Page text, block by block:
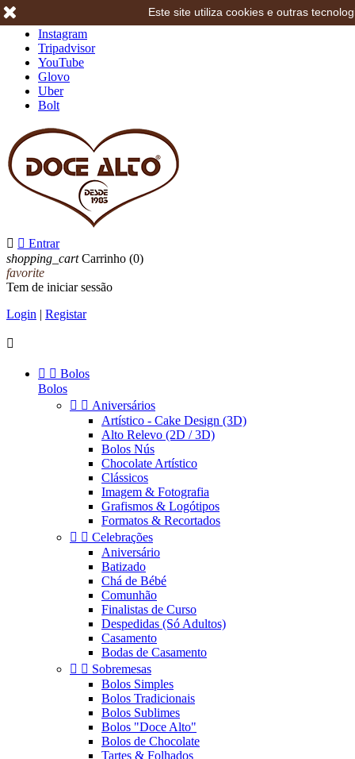
Instagram
Tripadvisor
YouTube
Glovo
Uber
Bolt
  Entrar
shopping_cart Carrinho (0)
favorite
Tem de iniciar sessão
Login | Registar

  Bolos
Bolos
  Aniversários
Artístico - Cake Design (3D)
Alto Relevo (2D / 3D)
Bolos Nús
Chocolate Artístico
Clássicos
Imagem & Fotografia
Grafismos & Logótipos
Formatos & Recortados
  Celebrações
Aniversário
Batizado
Chá de Bébé
Comunhão
Finalistas de Curso
Despedidas (Só Adultos)
Casamento
Bodas de Casamento
  Sobremesas
Bolos Simples
Bolos Tradicionais
Bolos Sublimes
Bolos "Doce Alto"
Bolos de Chocolate
Tartes & Folhados
Este site utiliza cookies e outras